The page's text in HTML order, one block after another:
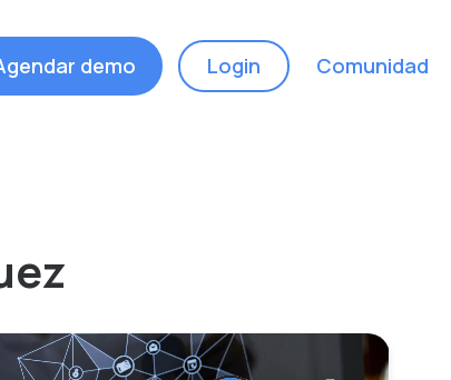
demo Login Comunidad